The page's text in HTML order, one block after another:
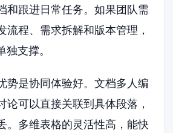
和跟进日常任务。如果团队需
流程、需求拆解和版本管理，
支撑。
势是协同体验好。文档多人编
论可以直接关联到具体段落，
。多维表格的灵活性高，能快